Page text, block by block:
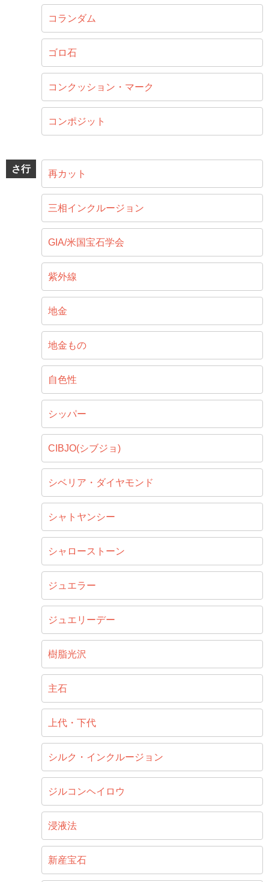
コランダム
ゴロ石
コンクッション・マーク
コンポジット
さ行 再カット
三相インクルージョン
GIA/米国宝石学会
紫外線
地金
地金もの
自色性
シッパー
CIBJO(シブジョ)
シベリア・ダイヤモンド
シャトヤンシー
シャローストーン
ジュエラー
ジュエリーデー
樹脂光沢
主石
上代・下代
シルク・インクルージョン
ジルコンヘイロウ
浸液法
新産宝石